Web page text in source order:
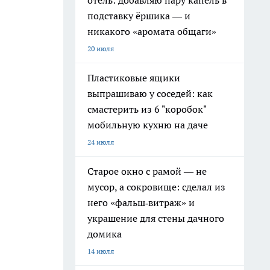
подставку ёршика — и
никакого «аромата общаги»
20 июля
Пластиковые ящики
выпрашиваю у соседей: как
смастерить из 6 "коробок"
мобильную кухню на даче
24 июля
Старое окно с рамой — не
мусор, а сокровище: сделал из
него «фальш‑витраж» и
украшение для стены дачного
домика
14 июля